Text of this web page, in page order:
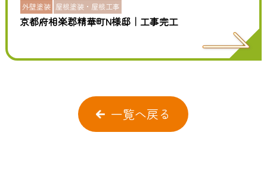
外壁塗装 屋根塗装・屋根工事
京都府相楽郡精華町N様邸｜工事完工
一覧へ戻る